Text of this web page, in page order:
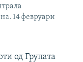
14 февруари
од Групата